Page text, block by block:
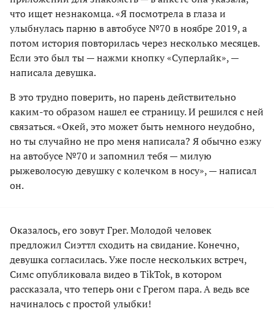
что ищет незнакомца. «Я посмотрела в глаза и
улыбнулась парню в автобусе №70 в ноябре 2019, а
потом история повторилась через несколько месяцев.
Если это был ты — нажми кнопку «Суперлайк», —
написала девушка.
В это трудно поверить, но парень действительно
каким-то образом нашел ее страницу. И решился с ней
связаться. «Окей, это может быть немного неудобно,
но ты случайно не про меня написала? Я обычно езжу
на автобусе №70 и запомнил тебя — милую
рыжеволосую девушку с колечком в носу», — написал
он.
Оказалось, его зовут Грег. Молодой человек
предложил Сиэттл сходить на свидание. Конечно,
девушка согласилась. Уже после нескольких встреч,
Симс опубликовала видео в TikTok, в котором
рассказала, что теперь они с Грегом пара. А ведь все
начиналось с простой улыбки!